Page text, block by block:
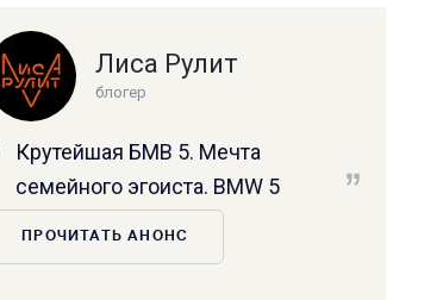
Лиса Рулит
блогер
Крутейшая БМВ 5. Мечта
семейного эгоиста. BMW 5
ПРОЧИТАТЬ АНОНС